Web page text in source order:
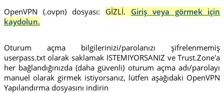
OpenVPN (.ovpn) dosyası:
GİZLİ. Giriş veya görmek için
kaydolun.
Oturum açma bilgilerinizi/parolanızı şifrelenmemiş
userpass.txt olarak saklamak ISTEMIYORSANIZ ve Trust.Zone'a
her bağlandığınızda (daha güvenli) oturum açma adı/parolayı
manuel olarak girmek istiyorsanız, lütfen aşağıdaki OpenVPN
Yapılandırma dosyasını indirin